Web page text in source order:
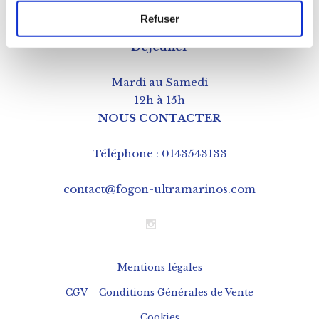
Refuser
11h à 20h
Déjeuner
Mardi au Samedi
12h à 15h
NOUS CONTACTER
Téléphone : 0143543133
contact@fogon-ultramarinos.com
Mentions légales
CGV – Conditions Générales de Vente